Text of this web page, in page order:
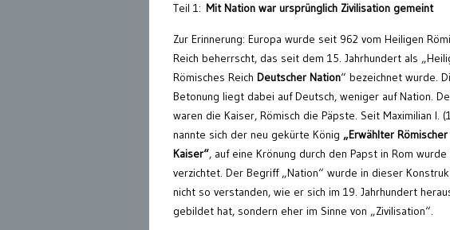
Teil 1: Mit Nation war ursprünglich Zivilisation gemeint
Zur Erinnerung: Europa wurde seit 962 vom Heiligen
Reich beherrscht, das seit dem 15. Jahrhundert als
Römisches Reich Deutscher Nation“ bezeichnet wurde.
Betonung liegt dabei auf Deutsch, weniger auf Nation.
waren die Kaiser, Römisch die Päpste. Seit Maximilian I.
nannte sich der neu gekürte König „Erwählter Römischer
Kaiser“, auf eine Krönung durch den Papst in Rom wurde
verzichtet. Der Begriff „Nation“ wurde in dieser
nicht so verstanden, wie er sich im 19. Jahrhundert
gebildet hat, sondern eher im Sinne von „Zivilisation“.